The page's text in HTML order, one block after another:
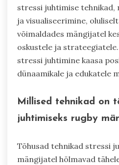
stressi juhtimise tehnikad,
ja visualiseerimine,
võimaldades mängijatel
oskustele ja
stressi juhtimine kaasa
dünaamikale ja edukatele
Millised tehnikad on
juhtimiseks rugby
Tõhusad tehnikad stressi
mängijatel hõlmavad